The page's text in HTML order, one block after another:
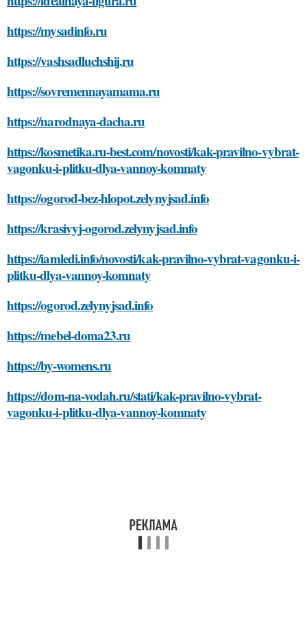
https://mysadinfo.ru
https://vashsadluchshij.ru
https://sovremennayamama.ru
https://narodnaya-dacha.ru
https://kosmetika.ru-best.com/novosti/kak-pravilno-vybrat-
vagonku-i-plitku-dlya-vannoy-komnaty
https://ogorod-bez-hlopot.zelynyjsad.info
https://krasivyj-ogorod.zelynyjsad.info
https://iamledi.info/novosti/kak-pravilno-vybrat-vagonku-i-
plitku-dlya-vannoy-komnaty
https://ogorod.zelynyjsad.info
https://mebel-doma23.ru
https://by-womens.ru
https://dom-na-vodah.ru/stati/kak-pravilno-vybrat-
vagonku-i-plitku-dlya-vannoy-komnaty